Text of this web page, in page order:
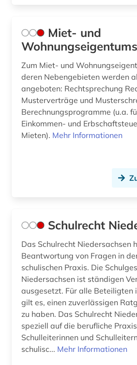
Miet- und
Zum Miet- und
deren Nebengebieten werden
angeboten: Rechtsprechung
Musterverträge und
Berechnungsprogramme (u.a.
Einkommen- und
Mieten). Mehr Informationen
Schulrecht
Das Schulrecht Niedersachsen
Beantwortung von Fragen in
schulischen Praxis. Die Schulgesetzgebung in
Niedersachsen ist ständigen
ausgesetzt. Für alle Beteiligten
gilt es, einen zuverlässigen
zu haben. Das Schulrecht Niedersachsen ist
speziell auf die berufliche
Schulleiterinnen und
schulisc... Mehr Informationen